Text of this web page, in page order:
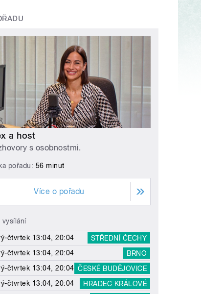
a host
s osobnostmi.
pořadu: 56 minut
Více o pořadu
vysílání
čtvrtek 13:04, 20:04
STŘEDNÍ ČECHY
čtvrtek 13:04, 20:04
BRNO
čtvrtek 13:04, 20:04 ČESKÉ BUDĚJOVICE
čtvrtek 13:04, 20:04
HRADEC KRÁLOVÉ